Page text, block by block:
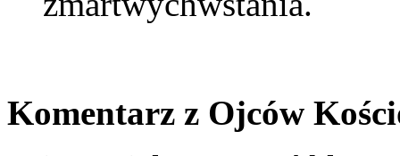
Komentarz z Ojców